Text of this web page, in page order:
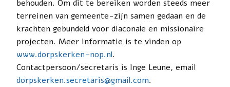
behouden. Om dit te bereiken worden steeds meer
terreinen van gemeente-zijn samen gedaan en de
krachten gebundeld voor diaconale en missionaire
projecten. Meer informatie is te vinden op
www.dorpskerken-nop.nl.
Contactpersoon/secretaris is Inge Leune, email
dorpskerken.secretaris@gmail.com.